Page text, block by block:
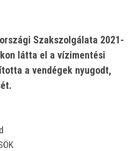
Szakszolgálata 2021-
látta el a vízimentési
a vendégek nyugodt,